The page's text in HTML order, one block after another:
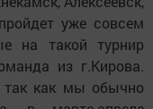
уже совсем
на такой турнир
из г.Кирова.
так как мы обычно